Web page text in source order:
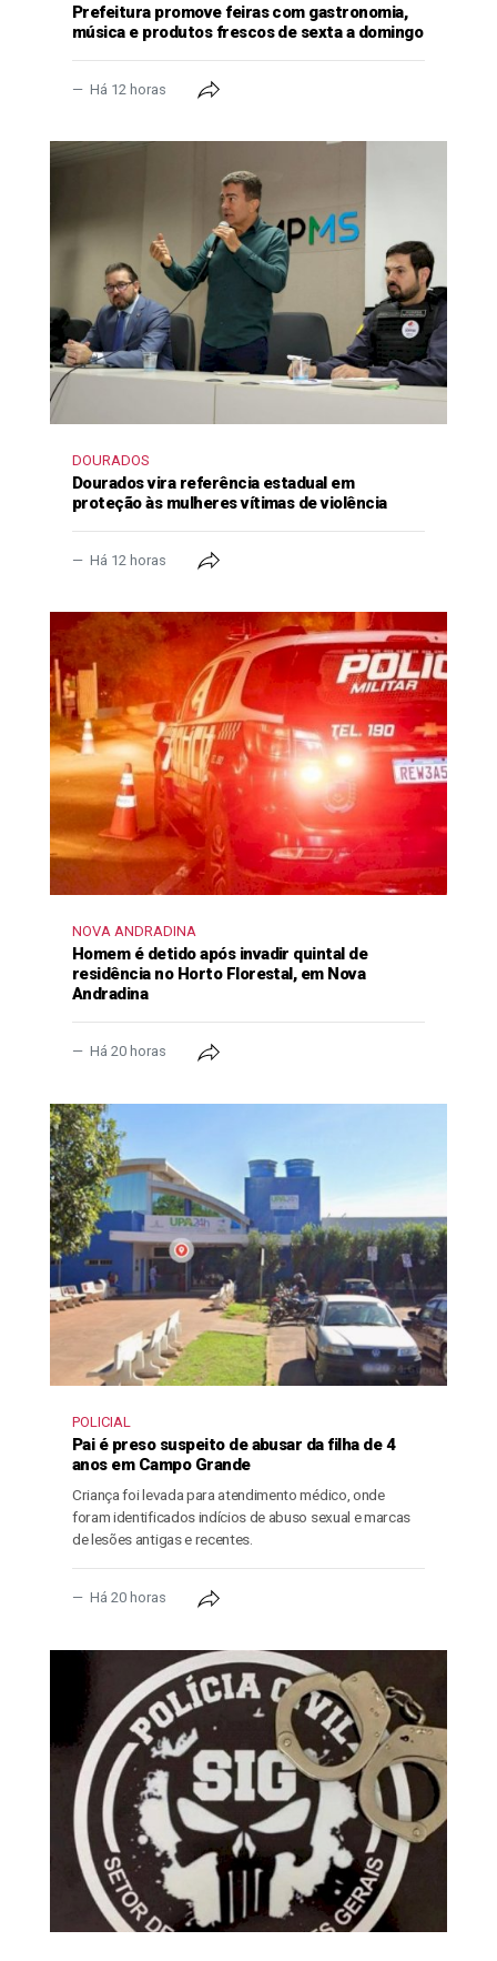
Prefeitura promove feiras com gastronomia,
música e produtos frescos de sexta a domingo
Há 12 horas
DOURADOS
Dourados vira referência estadual em
proteção às mulheres vítimas de violência
Há 12 horas
NOVA ANDRADINA
Homem é detido após invadir quintal de
residência no Horto Florestal, em Nova
Andradina
Há 20 horas
POLICIAL
Pai é preso suspeito de abusar da filha de 4
anos em Campo Grande
Criança foi levada para atendimento médico, onde
foram identificados indícios de abuso sexual e marcas
de lesões antigas e recentes.
Há 20 horas